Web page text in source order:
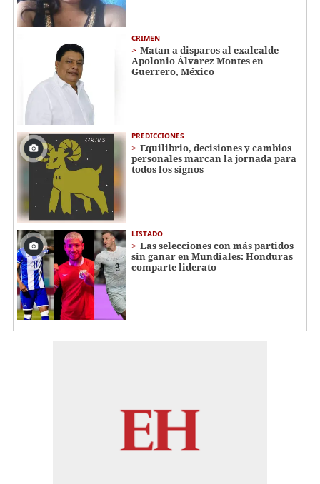
CRIMEN
Matan a disparos al exalcalde
Apolonio Álvarez Montes en
Guerrero, México
PREDICCIONES
Equilibrio, decisiones y cambios
personales marcan la jornada para
todos los signos
LISTADO
Las selecciones con más partidos
sin ganar en Mundiales: Honduras
comparte liderato